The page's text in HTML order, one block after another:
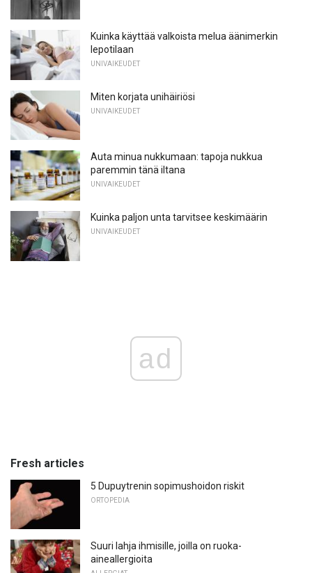
Kuinka käyttää valkoista melua äänimerkin
lepotilaan
UNIVAIKEUDET
Miten korjata unihäiriösi
UNIVAIKEUDET
Auta minua nukkumaan: tapoja nukkua
paremmin tänä iltana
UNIVAIKEUDET
Kuinka paljon unta tarvitsee keskimäärin
UNIVAIKEUDET
ad
Fresh articles
5 Dupuytrenin sopimushoidon riskit
ORTOPEDIA
Suuri lahja ihmisille, joilla on ruoka-
aineallergioita